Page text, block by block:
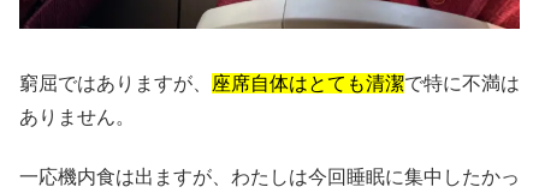
窮屈ではありますが、 座席自体はとても清潔で特に不満は
ありません。
一応機内食は出ますが、わたしは今回睡眠に集中したかっ